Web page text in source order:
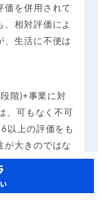
を併用されて
相対評価によ
、生活に不便は
階)+事業に対
、可もなく不可
以上の評価をも
が大きのではな
ゲージ会社の評判